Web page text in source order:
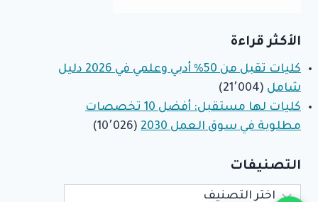
الأكثر قراءة
كليات تقبل من 50% أدبي وعلمي في 2026 دليل
شامل (21٬004)
كليات لها مستقبل: أفضل 10 تخصصات
مطلوبة في سوق العمل 2030
(10٬026)
التصنيفات
التصنيفات